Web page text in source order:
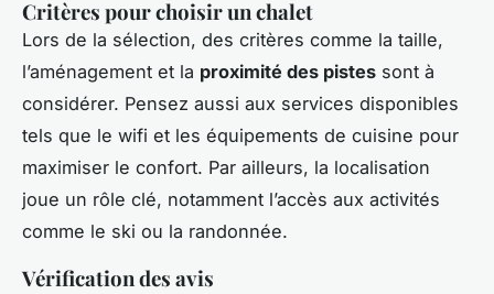
Critères pour choisir un chalet
Lors de la sélection, des critères comme la taille,
l’aménagement et la proximité des pistes sont à
considérer. Pensez aussi aux services disponibles
tels que le wifi et les équipements de cuisine pour
maximiser le confort. Par ailleurs, la localisation
joue un rôle clé, notamment l’accès aux activités
comme le ski ou la randonnée.
Vérification des avis